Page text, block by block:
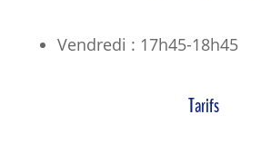
Vendredi : 17h45-18h45
Tarifs